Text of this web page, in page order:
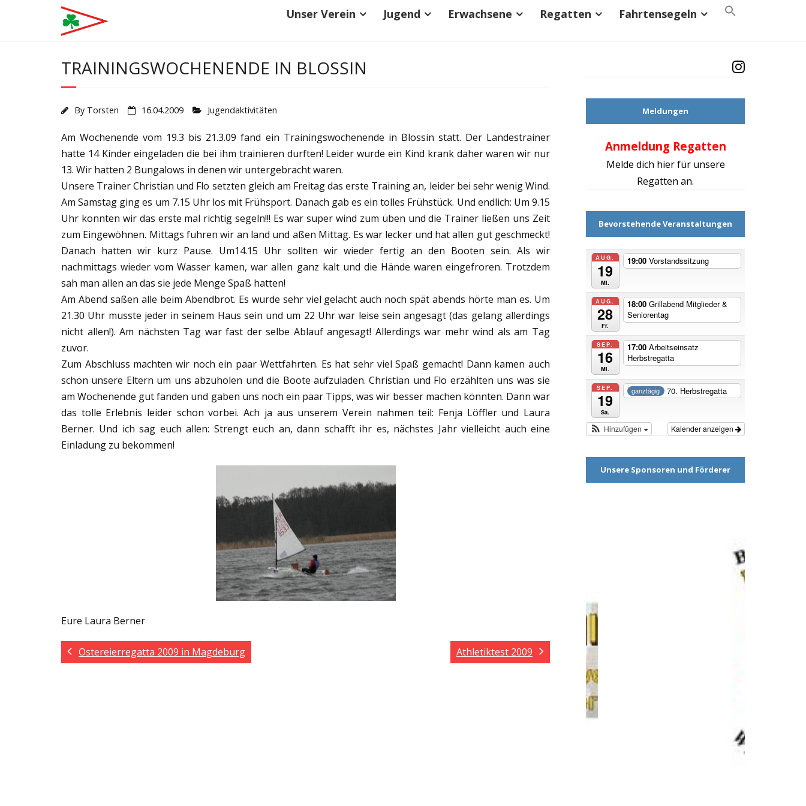
content
Unser Verein Jugend Erwachsene Regatten Fahrtensegeln
TRAININGSWOCHENENDE IN BLOSSIN
By Torsten 16.04.2009 Jugendaktivitäten
Am Wochenende vom 19.3 bis 21.3.09 fand ein Trainingswochenende in Blossin statt. Der Landestrainer
hatte 14 Kinder eingeladen die bei ihm trainieren durften! Leider wurde ein Kind krank daher waren wir nur
13. Wir hatten 2 Bungalows in denen wir untergebracht waren.
Unsere Trainer Christian und Flo setzten gleich am Freitag das erste Training an, leider bei sehr wenig Wind.
Am Samstag ging es um 7.15 Uhr los mit Frühsport. Danach gab es ein tolles Frühstück. Und endlich: Um 9.15
Uhr konnten wir das erste mal richtig segeln!!! Es war super wind zum üben und die Trainer ließen uns Zeit
zum Eingewöhnen. Mittags fuhren wir an land und aßen Mittag. Es war lecker und hat allen gut geschmeckt!
Danach hatten wir kurz Pause. Um14.15 Uhr sollten wir wieder fertig an den Booten sein. Als wir
nachmittags wieder vom Wasser kamen, war allen ganz kalt und die Hände waren eingefroren. Trotzdem
sah man allen an das sie jede Menge Spaß hatten!
Am Abend saßen alle beim Abendbrot. Es wurde sehr viel gelacht auch noch spät abends hörte man es. Um
21.30 Uhr musste jeder in seinem Haus sein und um 22 Uhr war leise sein angesagt (das gelang allerdings
nicht allen!). Am nächsten Tag war fast der selbe Ablauf angesagt! Allerdings war mehr wind als am Tag
zuvor.
Zum Abschluss machten wir noch ein paar Wettfahrten. Es hat sehr viel Spaß gemacht! Dann kamen auch
schon unsere Eltern um uns abzuholen und die Boote aufzuladen. Christian und Flo erzählten uns was sie
am Wochenende gut fanden und gaben uns noch ein paar Tipps, was wir besser machen könnten. Dann war
das tolle Erlebnis leider schon vorbei. Ach ja aus unserem Verein nahmen teil: Fenja Löffler und Laura
Berner. Und ich sag euch allen: Strengt euch an, dann schafft ihr es, nächstes Jahr vielleicht auch eine
Einladung zu bekommen!
Eure Laura Berner
Ostereierregatta 2009 in Magdeburg Athletiktest 2009
Meldungen
Anmeldung Regatten
Melde dich hier für unsere
Regatten an.
Bevorstehende Veranstaltungen
AUG.
19
Mi.
19:00 Vorstandssitzung
AUG.
28
Fr.
18:00 Grillabend Mitglieder &
Seniorentag
SEP.
16
Mi.
17:00 Arbeitseinsatz
Herbstregatta
SEP.
19
Sa.
ganztägig 70. Herbstregatta
Kalender anzeigen
Hinzufügen
Unsere Sponsoren und Förderer